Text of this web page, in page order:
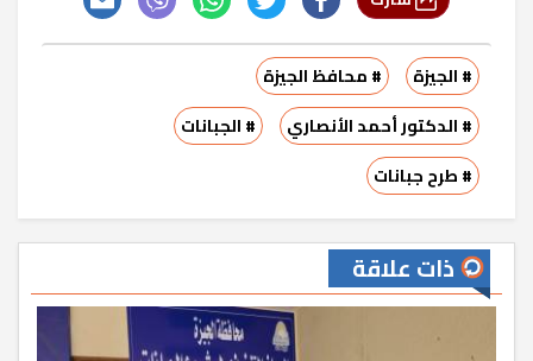
# الجيزة
# محافظ الجيزة
# الدكتور أحمد الأنصاري
# الجبانات
# طرح جبانات
ذات علاقة